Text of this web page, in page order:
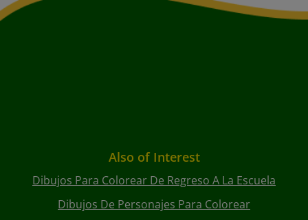
Also of Interest
Dibujos Para Colorear De Regreso A La Escuela
Dibujos De Personajes Para Colorear